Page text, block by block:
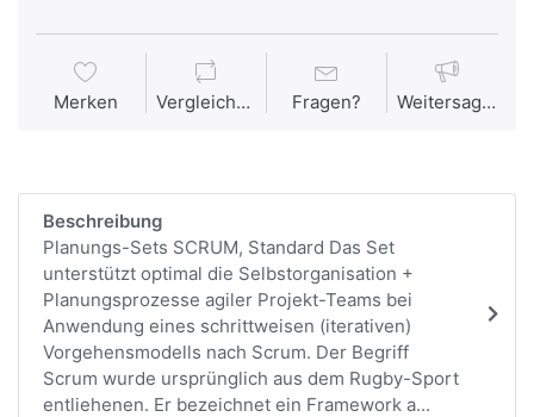
Merken Vergleichen Fragen? Weitersagen
Beschreibung
Planungs-Sets SCRUM, Standard Das Set
unterstützt optimal die Selbstorganisation +
Planungsprozesse agiler Projekt-Teams bei
Anwendung eines schrittweisen (iterativen)
Vorgehensmodells nach Scrum. Der Begriff
Scrum wurde ursprünglich aus dem Rugby-Sport
entliehenen. Er bezeichnet ein Framework a...